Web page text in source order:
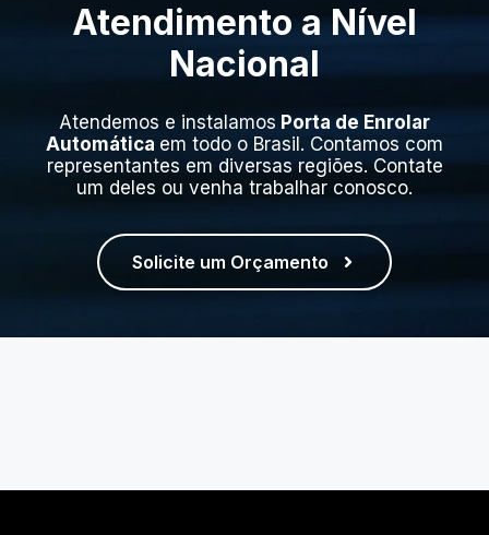
Atendimento a Nível
Nacional
Atendemos e instalamos Porta de Enrolar
Automática em todo o Brasil. Contamos com
representantes em diversas regiões. Contate
um deles ou venha trabalhar conosco.
Solicite um Orçamento